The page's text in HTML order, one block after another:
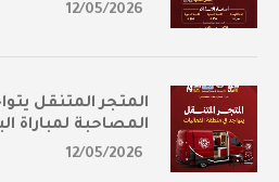
12/05/2026
المتجر المتنقل
المصاحبة لمباراة
12/05/2026